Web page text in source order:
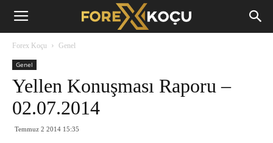
Forex
Forex Koçu Genel
Genel
Yellen Konuşması Raporu –
02.07.2014
Temmuz 2 2014 15:35